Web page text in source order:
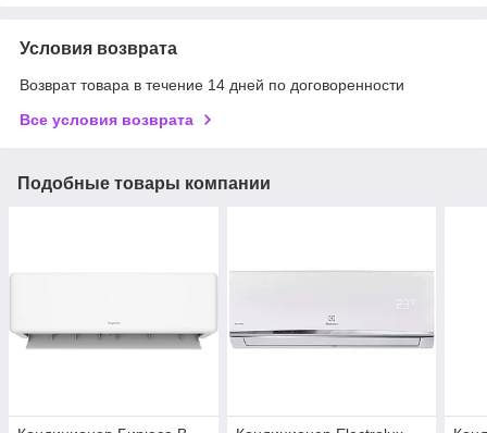
Условия возврата
Возврат товара в течение 14 дней по договоренности
Все условия возврата
Подобные товары компании